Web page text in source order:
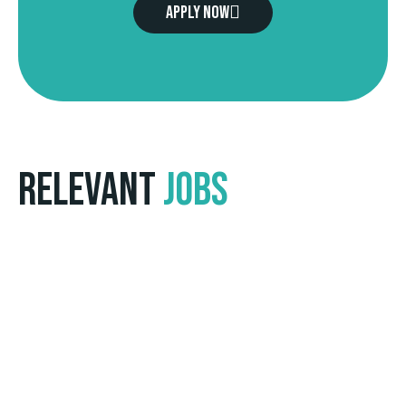
Apply now
RelevantJobs